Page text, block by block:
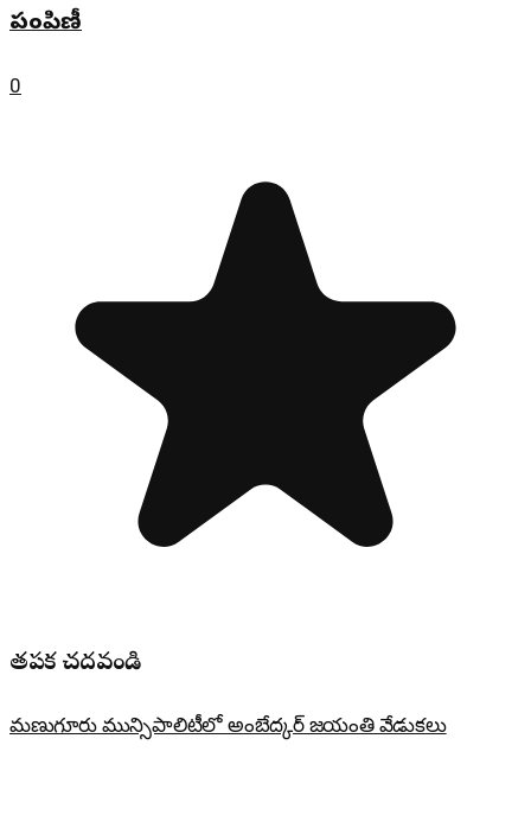
పంపిణీ
0
తప్పక చదవండి
మణుగూరు మున్సిపాలిటీలో అంబేద్కర్ జయంతి వేడుకలు